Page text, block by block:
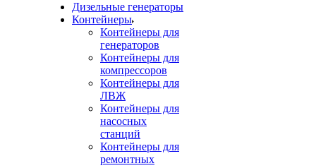
Дизельные генераторы
Контейнеры
Контейнеры для
генераторов
Контейнеры для
компрессоров
Контейнеры для
ЛВЖ
Контейнеры для
насосных
станций
Контейнеры для
ремонтных